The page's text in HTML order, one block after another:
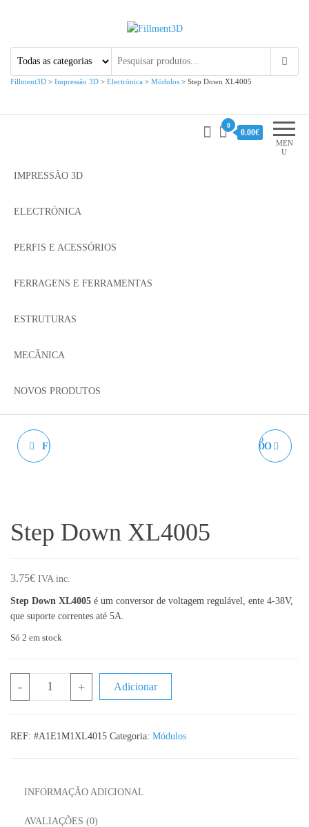
Fillment3D
Fillment3D > Impressão 3D > Electrónica > Módulos > Step Down XL4005
MEN
U
0
0.00€
IMPRESSÃO 3D
ELECTRÓNICA
PERFIS E ACESSÓRIOS
FERRAGENS E FERRAMENTAS
ESTRUTURAS
MECÂNICA
NOVOS PRODUTOS
FEEDER - CR10 DUPLA PARAFUSO SEXTAVADO
Step Down XL4005
3.75€ IVA inc.
Step Down XL4005 é um conversor de voltagem regulável, ente 4-38V,
que suporte correntes até 5A.
Só 2 em stock
- + Adicionar
REF: #A1E1M1XL4015 Categoria: Módulos
INFORMAÇÃO ADICIONAL
AVALIAÇÕES (0)